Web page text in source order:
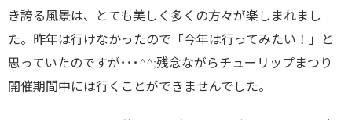
き誇る風景は、とても美しく多くの方々が楽しまれまし
た。昨年は行けなかったので「今年は行ってみたい！」と
思っていたのですが･･･^^;残念ながらチューリップまつり
開催期間中には行くことができませんでした。